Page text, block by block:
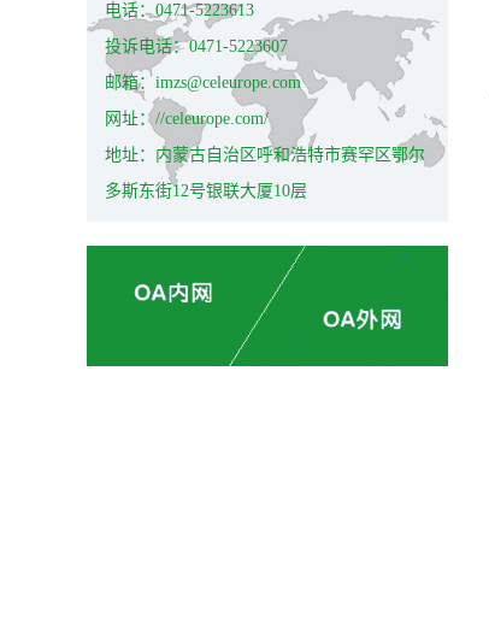
电话：0471-5223613
投诉电话：0471-5223607
邮箱：imzs@celeurope.com
网址：//celeurope.com/
地址：内蒙古自治区呼和浩特市赛罕区鄂尔
多斯东街12号银联大厦10层